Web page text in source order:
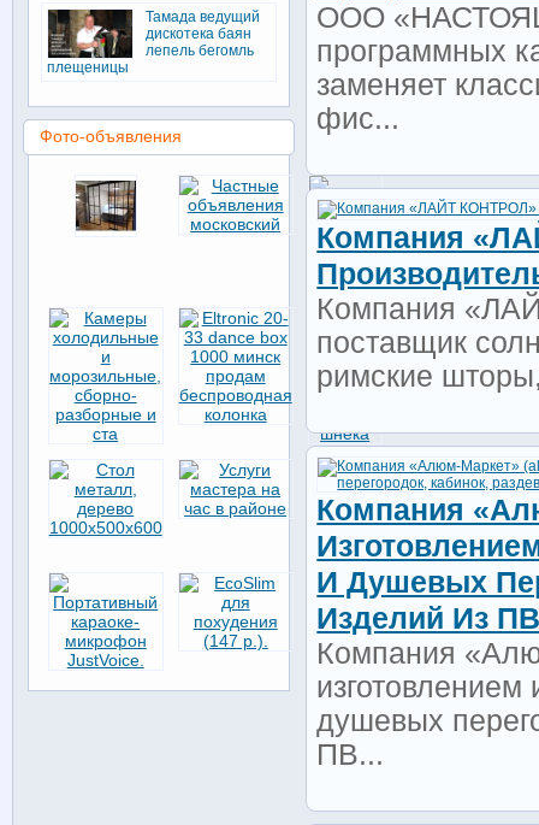
ООО
программных
заменяет
фис...
Компания
Компания
поставщик
римские
Компания
И Душевых
Изделий Из
Компания
душевых
ПВ...
Тамада ведущий
дискотека баян
лепель бегомль
плещеницы
Фото-объявления